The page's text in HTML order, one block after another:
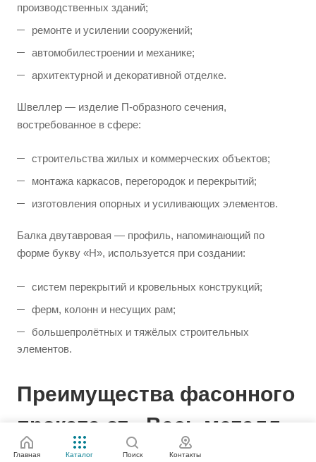
производственных зданий;
ремонте и усилении сооружений;
автомобилестроении и механике;
архитектурной и декоративной отделке.
Швеллер — изделие П-образного сечения,
востребованное в сфере:
строительства жилых и коммерческих объектов;
монтажа каркасов, перегородок и перекрытий;
изготовления опорных и усиливающих элементов.
Балка двутавровая — профиль, напоминающий по
форме букву «Н», используется при создании:
систем перекрытий и кровельных конструкций;
ферм, колонн и несущих рам;
большепролётных и тяжёлых строительных
элементов.
Преимущества фасонного
проката от «Весь металл»
Главная Каталог Поиск Контакты